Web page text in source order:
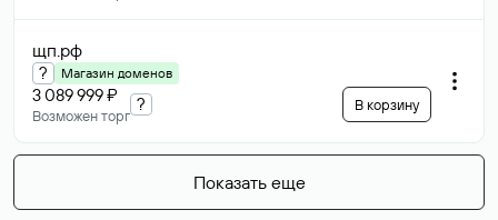
щп.рф
? Магазин доменов
3 089 999 ₽
Возможен торг
? В корзину
Показать еще